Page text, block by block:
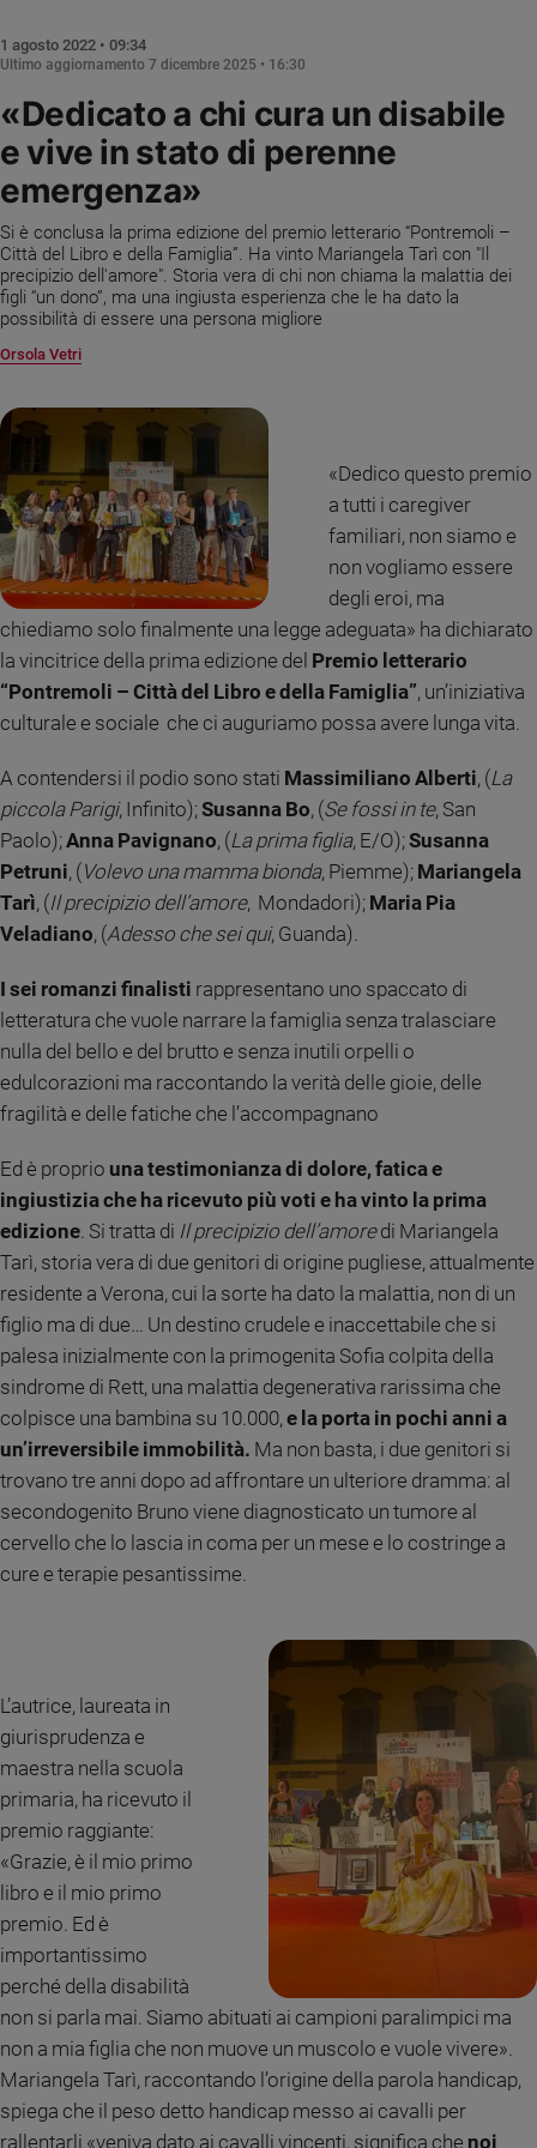
Chiesa
spiritualità
Devozione
e
fede
Parola
del
Santo
giorno
Società
e
valori
Ambiente
e
Volontariato
Diritti
Aziende
di
Caso
della
settimana
Diversità
e
inclusione
Cultura
e
spettacoli
Sanremo
2026
Cinema,
e
streaming
Libri
Musica
Arte
Famiglia
educazione
e
figli
Nonni
Coppia
Bioetica
Riflessioni
Foto
Video
Podcast
Privacy
«Dedicato a chi cura un disabile
e vive in stato di perenne
emergenza»
Si è conclusa la prima edizione del premio letterario “Pontremoli –
Città del Libro e della Famiglia”. Ha vinto Mariangela Tarì con "Il
precipizio dell'amore". Storia vera di chi non chiama la malattia dei
figli “un dono”, ma una ingiusta esperienza che le ha dato la
possibilità di essere una persona migliore
Orsola Vetri
1 agosto 2022 • 09:34
Ultimo aggiornamento 7 dicembre 2025 • 16:30
«Dedico questo premio
a tutti i caregiver
familiari, non siamo e
non vogliamo essere
degli eroi, ma
chiediamo solo finalmente una legge adeguata» ha dichiarato
la vincitrice della prima edizione del Premio letterario
“Pontremoli – Città del Libro e della Famiglia”, un’iniziativa
culturale e sociale che ci auguriamo possa avere lunga vita.
A contendersi il podio sono stati Massimiliano Alberti, (La
piccola Parigi, Infinito);Susanna Bo, (Se fossi in te, San
Paolo);Anna Pavignano, (La prima figlia, E/O);Susanna
Petruni, (Volevo una mamma bionda, Piemme); Mariangela
Tarì, (Il precipizio dell’amore, Mondadori); Maria Pia
Veladiano, (Adesso che sei qui, Guanda).
I sei romanzi finalisti rappresentano uno spaccato di
letteratura che vuole narrare la famiglia senza tralasciare
nulla del bello e del brutto e senza inutili orpelli o
edulcorazioni ma raccontando la verità delle gioie, delle
fragilità e delle fatiche che l’accompagnano
Ed è proprio una testimonianza di dolore, fatica e
ingiustizia che ha ricevuto più voti e ha vinto la prima
edizione. Si tratta di Il precipizio dell’amoredi Mariangela
Tarì, storia vera di due genitori di origine pugliese, attualmente
residente a Verona, cui la sorte ha dato la malattia, non di un
figlio ma di due… Un destino crudele e inaccettabile che si
palesa inizialmente con la primogenita Sofia colpita della
sindrome di Rett, una malattia degenerativa rarissima che
colpisce una bambina su 10.000,e la porta in pochi anni a
un’irreversibile immobilità. Ma non basta, i due genitori si
trovano tre anni dopo ad affrontare un ulteriore dramma: al
secondogenito Bruno viene diagnosticato un tumore al
cervello che lo lascia in coma per un mese e lo costringe a
cure e terapie pesantissime.
L’autrice, laureata in
giurisprudenza e
maestra nella scuola
primaria, ha ricevuto il
premio raggiante:
«Grazie, è il mio primo
libro e il mio primo
premio. Ed è
importantissimo
perché della disabilità
non si parla mai. Siamo abituati ai campioni paralimpici ma
non a mia figlia che non muove un muscolo e vuole vivere».
Mariangela Tarì, raccontando l’origine della parola handicap,
spiega che il peso detto handicap messo ai cavalli per
rallentarli «veniva dato ai cavalli vincenti, significa che noi